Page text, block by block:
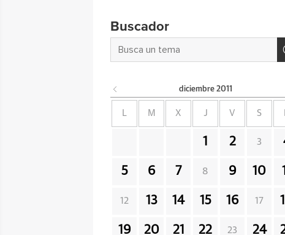
Buscador
diciembre 2011
L M X J V S
1 2 3
5 6 7 8 9 10
12 13 14 15 16 17
19 20 21 22 23 24